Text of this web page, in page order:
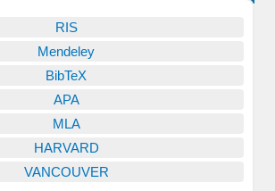
RIS
Mendeley
BibTeX
APA
MLA
HARVARD
VANCOUVER